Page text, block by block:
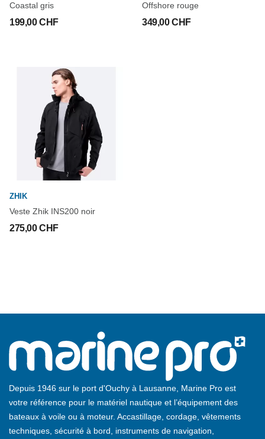
Coastal gris
199,00 CHF
Offshore rouge
349,00 CHF
ZHIK
Veste Zhik INS200 noir
275,00 CHF
Depuis 1946 sur le port d'Ouchy à Lausanne, Marine Pro est
votre référence pour le matériel nautique et l’équipement des
bateaux à voile ou à moteur. Accastillage, cordage, vêtements
techniques, sécurité à bord, instruments de navigation,